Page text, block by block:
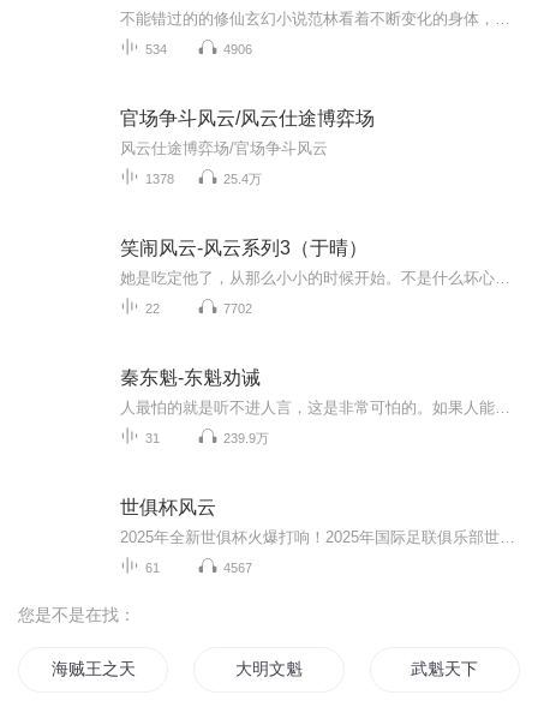
534 4906
官场争斗风云/风云仕途博弈场
风云仕途博弈场/官场争斗风云
1378 25.4万
笑闹风云-风云系列3（于晴）
22 7702
秦东魁-东魁劝诫
31 239.9万
世俱杯风云
61 4567
您是不是在找：
海贼王之天魁 大明文魁 武魁天下